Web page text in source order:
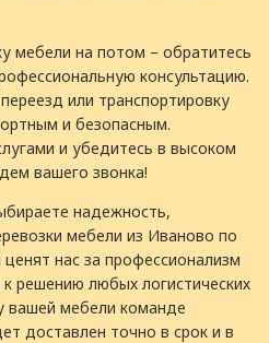
мебели на потом – обратитесь
консультацию.
или транспортировку
и безопасным.
и убедитесь в высоком
вашего звонка!
надежность,
мебели из Иваново по
нас за профессионализм
решению любых логистических
вашей мебели команде
доставлен точно в срок и в